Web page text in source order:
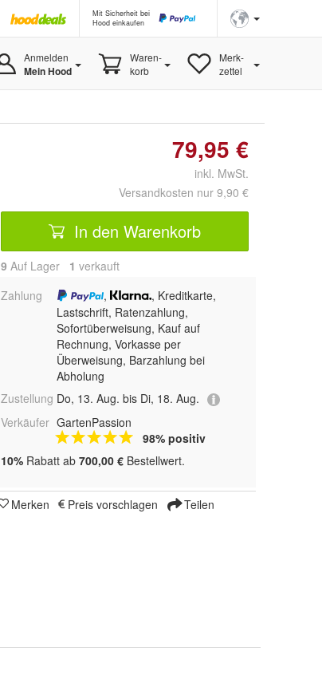
Mit Sicherheit bei
Hood einkaufen
Anmelden
Mein Hood
Waren-
korb
Merk-
zettel
79,95 €
inkl. MwSt.
Versandkosten nur 9,90 €
In den Warenkorb
9 Auf Lager 1 verkauft
Zahlung
,
, Kreditkarte,
Lastschrift, Ratenzahlung,
Sofortüberweisung, Kauf auf
Rechnung, Vorkasse per
Überweisung, Barzahlung bei
Abholung
Zustellung Do, 13. Aug. bis Di, 18. Aug.
Verkäufer GartenPassion
98% positiv
10% Rabatt ab 700,00 € Bestellwert.
Merken Preis vorschlagen Teilen